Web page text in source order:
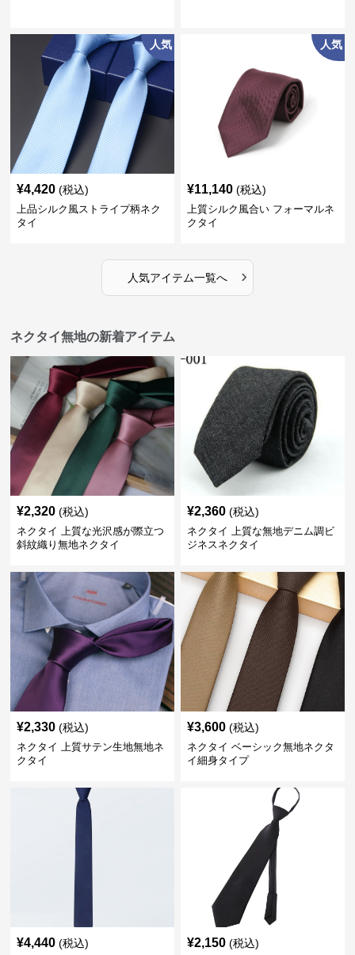
人気
¥4,420 (税込)
上品シルク風ストライプ柄ネク
タイ
人気
¥11,140 (税込)
上質シルク風合い フォーマルネ
クタイ
人気アイテム一覧へ ›
ネクタイ無地の新着アイテム
¥2,320 (税込)
ネクタイ 上質な光沢感が際立つ
斜紋織り無地ネクタイ
¥2,360 (税込)
ネクタイ 上質な無地デニム調ビ
ジネスネクタイ
¥2,330 (税込)
ネクタイ 上質サテン生地無地ネ
クタイ
¥3,600 (税込)
ネクタイ ベーシック無地ネクタ
イ細身タイプ
¥4,440 (税込) ¥2,150 (税込)